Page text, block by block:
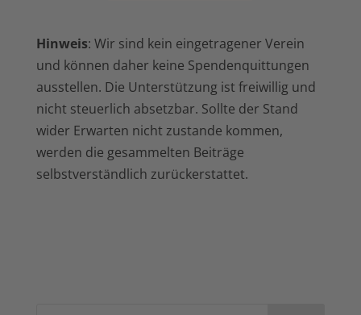
Hinweis: Wir sind kein eingetragener Verein
und können daher keine Spendenquittungen
ausstellen. Die Unterstützung ist freiwillig und
nicht steuerlich absetzbar. Sollte der Stand
wider Erwarten nicht zustande kommen,
werden die gesammelten Beiträge
selbstverständlich zurückerstattet.